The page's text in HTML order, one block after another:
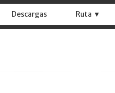
Descargas Ruta ▼